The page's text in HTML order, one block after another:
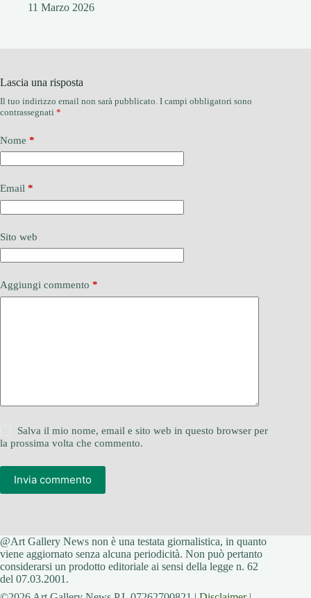
11 Marzo 2026
Lascia una risposta
Il tuo indirizzo email non sarà pubblicato. I campi obbligatori sono
contrassegnati *
Nome *
Email *
Sito web
Aggiungi commento *
Salva il mio nome, email e sito web in questo browser per
la prossima volta che commento.
Invia commento
@Art Gallery News non è una testata giornalistica, in quanto
viene aggiornato senza alcuna periodicità. Non può pertanto
considerarsi un prodotto editoriale ai sensi della legge n. 62
del 07.03.2001.